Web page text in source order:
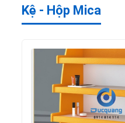
Kệ - Hộp Mica